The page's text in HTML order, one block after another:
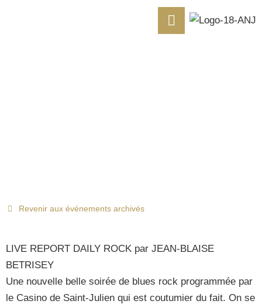
Revenir aux événements archivés
LIVE REPORT DAILY ROCK par JEAN-BLAISE
BETRISEY
Une nouvelle belle soirée de blues rock programmée par
le Casino de Saint-Julien qui est coutumier du fait. On se